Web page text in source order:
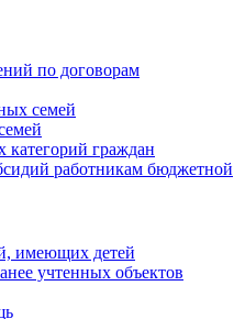
по договорам
семей
категорий граждан
работникам бюджетной
имеющих детей
учтенных объектов